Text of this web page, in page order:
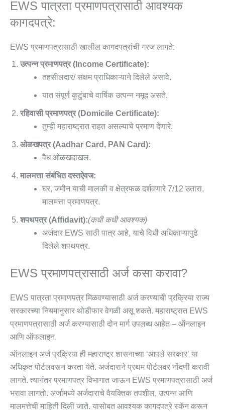
EWS पात्रता प्रमाणपत्रासाठी आवश्यक
कागदपत्रे:
EWS प्रमाणपत्रासाठी खालील कागदपत्रांची गरज लागते:
उत्पन्न प्रमाणपत्र (Income Certificate):
तहसीलदार/ सक्षम प्राधिकाऱ्याने दिलेले असावे.
यात संपूर्ण कुटुंबाचे वार्षिक उत्पन्न नमूद असते.
रहिवासी प्रमाणपत्र (Domicile Certificate):
तुम्ही महाराष्ट्रात राहत असल्याचे प्रमाण देणारे.
ओळखपत्र (Aadhar Card, PAN Card):
वैध ओळखदाखल.
मालमत्ता संबंधित दस्तऐवज:
घर, जमीन याची मालकी व क्षेत्रफळ दर्शवणारे 7/12 उतारा,
मालमत्ता प्रमाणपत्र.
शपथपत्र (Affidavit):(कधी कधी आवश्यक)
अर्जदार EWS साठी पात्र आहे, याचे विधी अधिकाऱ्यापुढे
दिलेले शपथपत्र.
EWS प्रमाणपत्रासाठी अर्ज कसा करावा?
EWS पात्रता प्रमाणपत्र मिळवण्यासाठी अर्ज करण्याची प्रक्रिया राज्य
सरकारच्या नियमानुसार थोडीफार वेगळी असू शकते. महाराष्ट्रात EWS
प्रमाणपत्रासाठी अर्ज करण्यासाठी दोन मार्ग उपलब्ध आहेत – ऑनलाइन
आणि ऑफलाइन.
ऑनलाइन अर्ज प्रक्रिया ही महाराष्ट्र शासनाच्या ‘आपले सरकार’ या
अधिकृत पोर्टलवरून करता येते. अर्जदाराने प्रथम पोर्टलवर नोंदणी करावी
लागते. त्यानंतर प्रमाणपत्र विभागात जाऊन EWS प्रमाणपत्रासाठी अर्ज
भरावा लागतो. अर्जामध्ये अर्जदाराचे वैयक्तिक तपशील, उत्पन्न आणि
मालमत्तेची माहिती दिली जाते. यासोबत आवश्यक कागदपत्रे स्कॅन करून